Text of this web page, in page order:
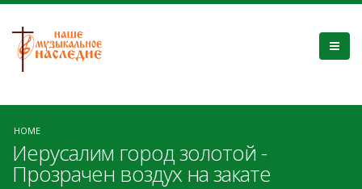
HOME
Иерусалим город золотой -
Прозрачен воздух на закате